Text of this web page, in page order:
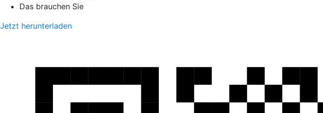
Das brauchen Sie
Jetzt herunterladen